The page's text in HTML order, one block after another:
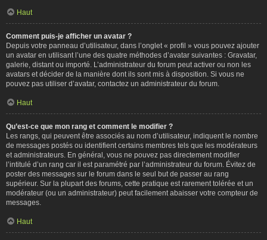
Haut
Comment puis-je afficher un avatar ?
Depuis votre panneau d’utilisateur, dans l’onglet « profil » vous pouvez ajouter
un avatar en utilisant l’une des quatre méthodes d’avatar suivantes : Gravatar,
galerie, distant ou importé. L’administrateur du forum peut activer ou non les
avatars et décider de la manière dont ils sont mis à disposition. Si vous ne
pouvez pas utiliser d’avatar, contactez un administrateur du forum.
Haut
Qu’est-ce que mon rang et comment le modifier ?
Les rangs, qui peuvent être associés au nom d’utilisateur, indiquent le nombre
de messages postés ou identifient certains membres tels que les modérateurs
et administrateurs. En général, vous ne pouvez pas directement modifier
l’intitulé d’un rang car il est paramétré par l’administrateur du forum. Évitez de
poster des messages sur le forum dans le seul but de passer au rang
supérieur. Sur la plupart des forums, cette pratique est rarement tolérée et un
modérateur (ou un administrateur) peut facilement abaisser votre compteur de
messages.
Haut